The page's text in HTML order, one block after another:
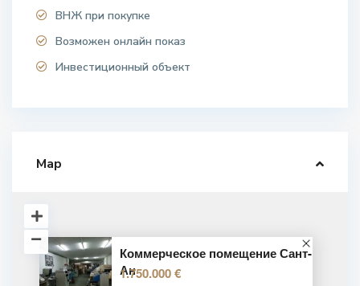
ВНЖ при покупке
Возможен онлайн показ
Инвестиционный объект
Map
Коммерческое помещение Сант-
Ан
1.750.000 €